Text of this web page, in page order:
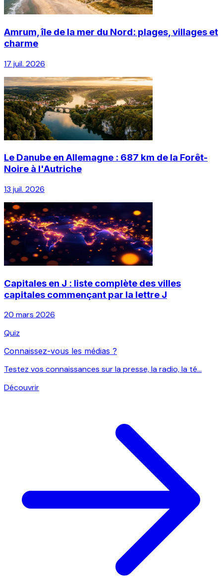
Amrum, île de la mer du Nord: plages, villages et
charme
17 juil. 2026
Le Danube en Allemagne : 687 km de la Forêt-
Noire à l'Autriche
13 juil. 2026
Capitales en J : liste complète des villes
capitales commençant par la lettre J
20 mars 2026
Quiz
Connaissez-vous les médias ?
Testez vos connaissances sur la presse, la radio, la té...
Découvrir